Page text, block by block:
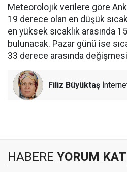
Meteorolojik verilere göre
19 derece olan en düşük
en yüksek sıcaklık arasında
bulunacak. Pazar günü ise
33 derece arasında
Filiz Büyüktaş
HABERE YORUM KAT